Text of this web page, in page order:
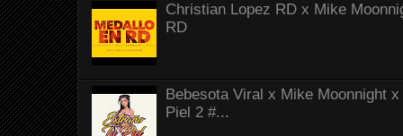
Christian Lopez RD x Mike
RD
Bebesota Viral x Mike Moonnight
Piel 2 #...